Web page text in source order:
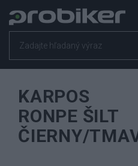
KARPOS
RONPE ŠILT
ČIERNY/